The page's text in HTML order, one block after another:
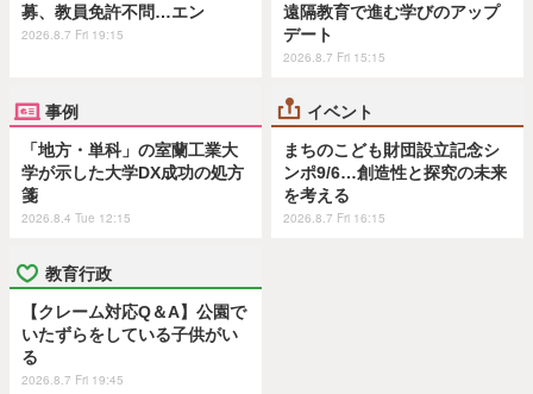
募、教員免許不問…エン
2026.8.7 Fri 19:15
遠隔教育で進む学びのアップ
デート
2026.8.7 Fri 15:15
事例
「地方・単科」の室蘭工業大
学が示した大学DX成功の処方
箋
2026.8.4 Tue 12:15
イベント
まちのこども財団設立記念シ
ンポ9/6…創造性と探究の未来
を考える
2026.8.7 Fri 16:15
教育行政
【クレーム対応Q＆A】公園で
いたずらをしている子供がい
る
2026.8.7 Fri 19:45